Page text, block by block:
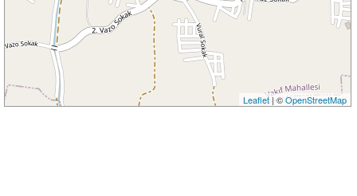
Leaflet| ©OpenStreetMap